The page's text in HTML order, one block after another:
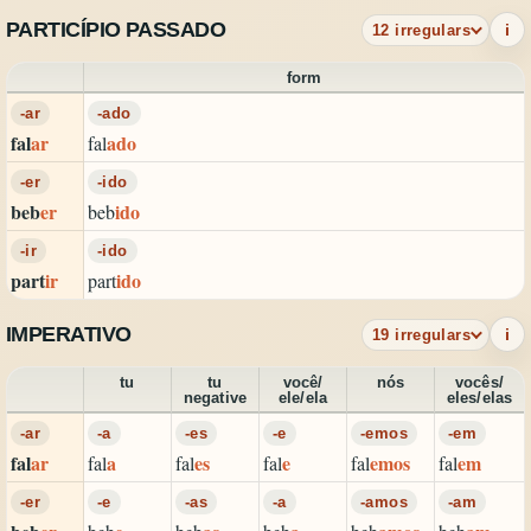
PARTICÍPIO PASSADO 12 irregulars i
form
-ar
falar
-ado
falado
-er
beber
-ido
bebido
-ir
partir
-ido
partido
IMPERATIVO 19 irregulars i
tu
tu
negative
você/
ele/ela
nós
vocês/
eles/elas
-ar
falar
-a
fala
-es
fales
-e
fale
-emos
falemos
-em
falem
-er -e -as -a -amos -am